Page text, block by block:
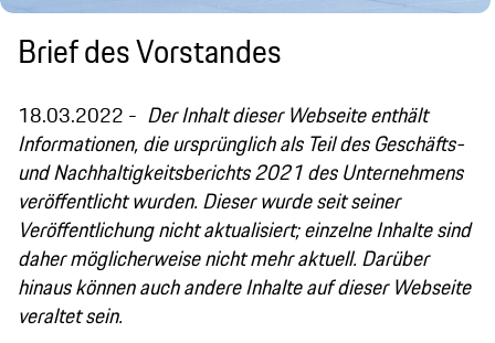
Brief des Vorstandes
18.03.2022
Der Inhalt dieser Webseite enthält
Informationen, die ursprünglich als Teil des Geschäfts-
und Nachhaltigkeitsberichts 2021 des Unternehmens
veröffentlicht wurden. Dieser wurde seit seiner
Veröffentlichung nicht aktualisiert; einzelne Inhalte sind
daher möglicherweise nicht mehr aktuell. Darüber
hinaus können auch andere Inhalte auf dieser Webseite
veraltet sein.